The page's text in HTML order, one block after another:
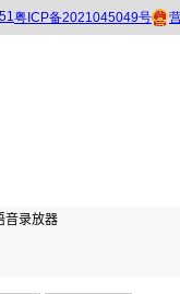
音录放器